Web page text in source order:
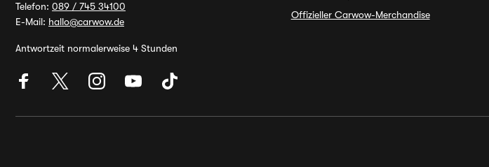
Telefon: 089 / 745 34100
E-Mail: hallo@carwow.de
Antwortzeit normalerweise 4 Stunden
Offizieller Carwow-Merchandise